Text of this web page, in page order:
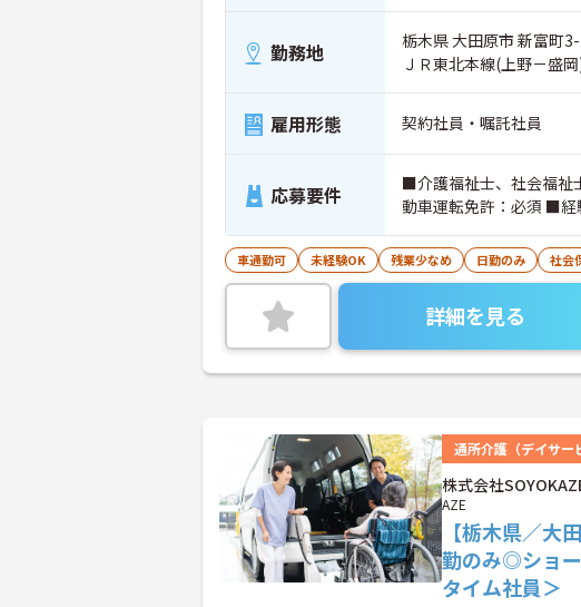
勤務地
栃木県 大田原市 新富町
ＪＲ東北本線(上野－盛
雇用形態 契約社員・嘱託社員
応募要件
■介護福祉士、社会福祉
動車運転免許：必須 ■
車通勤可 未経験OK 残業少なめ 日勤のみ 社会
詳細を見る
通所介護（デイサー
株式会社
AZE
【栃木県／
勤のみ◎ショ
タイム社員＞